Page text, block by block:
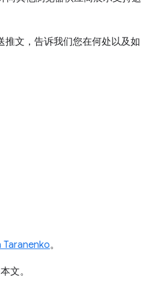
推文，告诉我们您在何处以及如
Taranenko。
文。